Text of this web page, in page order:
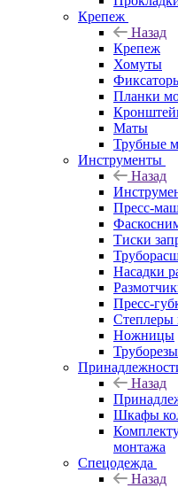
Крепеж
Назад
Крепеж
Хомуты
Планки
Маты
Трубные
Инструменты
Назад
Пресс-
Тиски
Насадки
Пресс-
Степлеры
Ножницы
Труборезы
Назад
Шкафы
монтажа
Спецодежда
Назад